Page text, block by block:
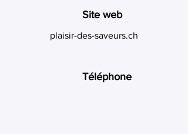
Site web
plaisir-des-saveurs.ch
Téléphone